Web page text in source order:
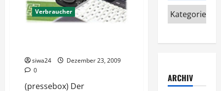
Verbraucher
siwa24
Dezember 23, 2009
0
(pressebox) Der
ARCHIV